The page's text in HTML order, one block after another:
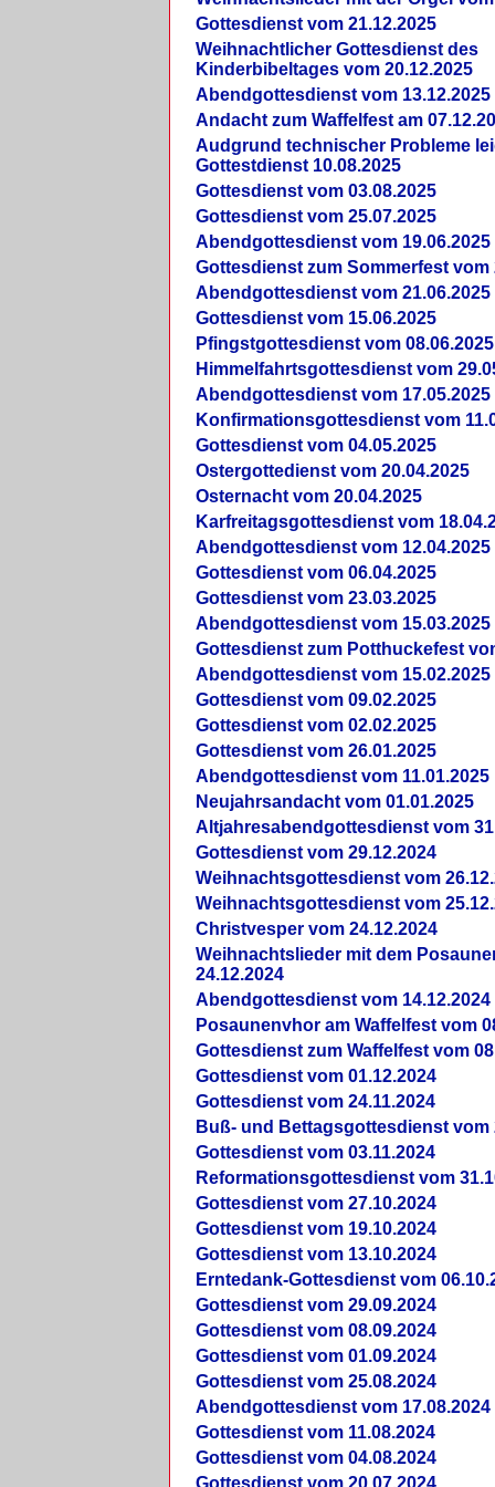
Gottesdienst vom 21.12.2025
Weihnachtlicher Gottesdienst des
Kinderbibeltages vom 20.12.2025
Abendgottesdienst vom 13.12.2025
Andacht zum Waffelfest am
Audgrund technischer Probleme
Gottestdienst 10.08.2025
Gottesdienst vom 03.08.2025
Gottesdienst vom 25.07.2025
Abendgottesdienst vom 19.06.2025
Gottesdienst zum Sommerfest vom
Abendgottesdienst vom 21.06.2025
Gottesdienst vom 15.06.2025
Pfingstgottesdienst vom 08.06.2025
Himmelfahrtsgottesdienst vom
Abendgottesdienst vom 17.05.2025
Konfirmationsgottesdienst vom
Gottesdienst vom 04.05.2025
Ostergottedienst vom 20.04.2025
Osternacht vom 20.04.2025
Karfreitagsgottesdienst vom
Abendgottesdienst vom 12.04.2025
Gottesdienst vom 06.04.2025
Gottesdienst vom 23.03.2025
Abendgottesdienst vom 15.03.2025
Gottesdienst zum Potthuckefest
Abendgottesdienst vom 15.02.2025
Gottesdienst vom 09.02.2025
Gottesdienst vom 02.02.2025
Gottesdienst vom 26.01.2025
Abendgottesdienst vom 11.01.2025
Neujahrsandacht vom 01.01.2025
Altjahresabendgottesdienst vom
Gottesdienst vom 29.12.2024
Weihnachtsgottesdienst vom
Weihnachtsgottesdienst vom
Christvesper vom 24.12.2024
Weihnachtslieder mit dem
24.12.2024
Abendgottesdienst vom 14.12.2024
Posaunenvhor am Waffelfest vom
Gottesdienst zum Waffelfest vom
Gottesdienst vom 01.12.2024
Gottesdienst vom 24.11.2024
Buß- und Bettagsgottesdienst vom
Gottesdienst vom 03.11.2024
Reformationsgottesdienst vom
Gottesdienst vom 27.10.2024
Gottesdienst vom 19.10.2024
Gottesdienst vom 13.10.2024
Erntedank-Gottesdienst vom
Gottesdienst vom 29.09.2024
Gottesdienst vom 08.09.2024
Gottesdienst vom 01.09.2024
Gottesdienst vom 25.08.2024
Abendgottesdienst vom 17.08.2024
Gottesdienst vom 11.08.2024
Gottesdienst vom 04.08.2024